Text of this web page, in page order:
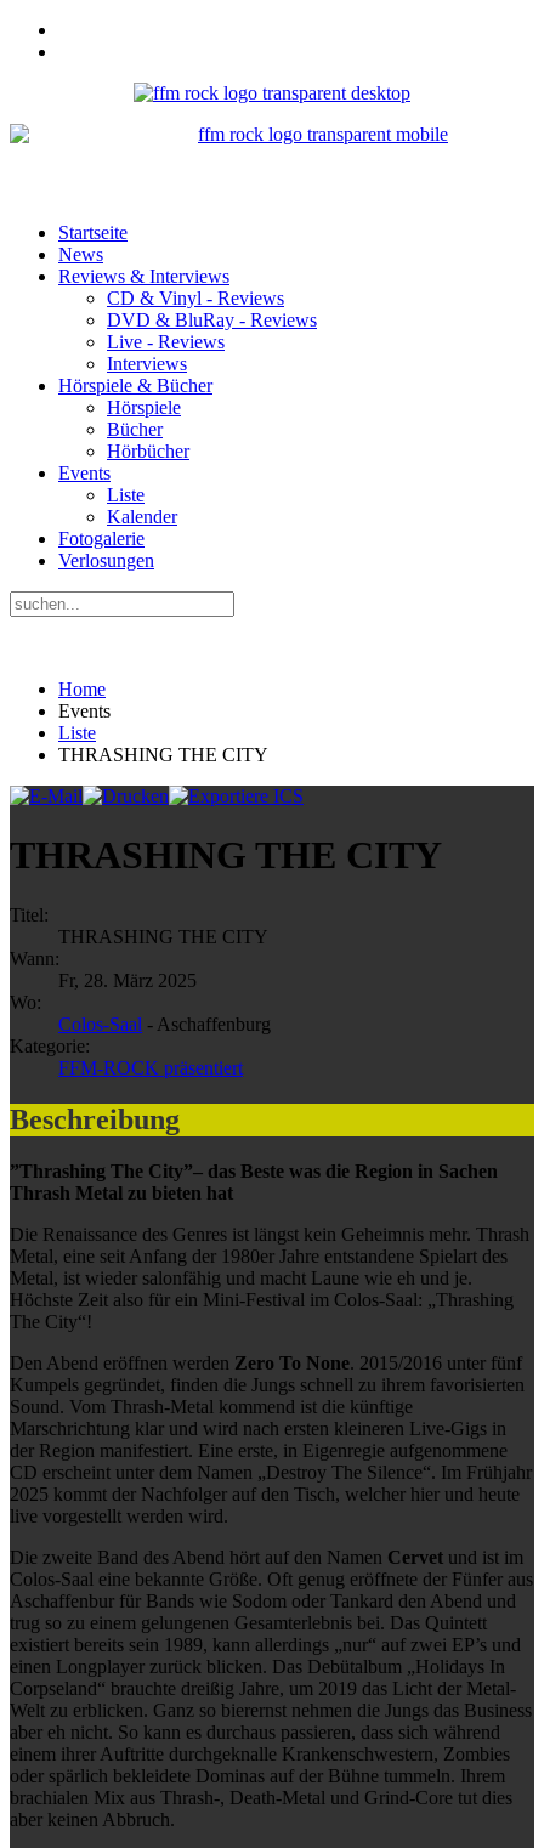
Startseite
News
Reviews & Interviews
CD & Vinyl - Reviews
DVD & BluRay - Reviews
Live - Reviews
Interviews
Hörspiele & Bücher
Hörspiele
Bücher
Hörbücher
Events
Liste
Kalender
Fotogalerie
Verlosungen
Home
Events
Liste
THRASHING THE CITY
THRASHING THE CITY
Titel:
THRASHING THE CITY
Wann:
Fr, 28. März 2025
Wo:
Colos-Saal - Aschaffenburg
Kategorie:
FFM-ROCK präsentiert
Beschreibung
”Thrashing The City”– das Beste was die Region in Sachen
Thrash Metal zu bieten hat
Die Renaissance des Genres ist längst kein Geheimnis mehr. Thrash
Metal, eine seit Anfang der 1980er Jahre entstandene Spielart des
Metal, ist wieder salonfähig und macht Laune wie eh und je.
Höchste Zeit also für ein Mini-Festival im Colos-Saal: „Thrashing
The City“!
Den Abend eröffnen werden Zero To None. 2015/2016 unter fünf
Kumpels gegründet, finden die Jungs schnell zu ihrem favorisierten
Sound. Vom Thrash-Metal kommend ist die künftige
Marschrichtung klar und wird nach ersten kleineren Live-Gigs in
der Region manifestiert. Eine erste, in Eigenregie aufgenommene
CD erscheint unter dem Namen „Destroy The Silence“. Im Frühjahr
2025 kommt der Nachfolger auf den Tisch, welcher hier und heute
live vorgestellt werden wird.
Die zweite Band des Abend hört auf den Namen Cervet und ist im
Colos-Saal eine bekannte Größe. Oft genug eröffnete der Fünfer aus
Aschaffenbur für Bands wie Sodom oder Tankard den Abend und
trug so zu einem gelungenen Gesamterlebnis bei. Das Quintett
existiert bereits sein 1989, kann allerdings „nur“ auf zwei EP’s und
einen Longplayer zurück blicken. Das Debütalbum „Holidays In
Corpseland“ brauchte dreißig Jahre, um 2019 das Licht der Metal-
Welt zu erblicken. Ganz so bierernst nehmen die Jungs das Business
aber eh nicht. So kann es durchaus passieren, dass sich während
einem ihrer Auftritte durchgeknalle Krankenschwestern, Zombies
oder spärlich bekleidete Dominas auf der Bühne tummeln. Ihrem
brachialen Mix aus Thrash-, Death-Metal und Grind-Core tut dies
aber keinen Abbruch.